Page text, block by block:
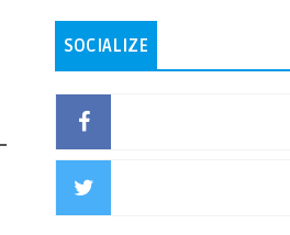
SOCIALIZE